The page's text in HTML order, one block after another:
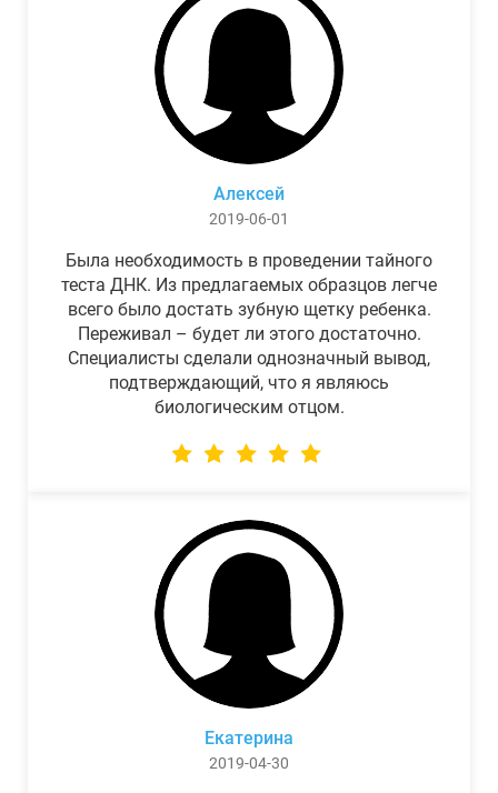
Алексей
2019-06-01
Была необходимость в проведении тайного
теста ДНК. Из предлагаемых образцов легче
всего было достать зубную щетку ребенка.
Переживал – будет ли этого достаточно.
Специалисты сделали однозначный вывод,
подтверждающий, что я являюсь
биологическим отцом.
Екатерина
2019-04-30